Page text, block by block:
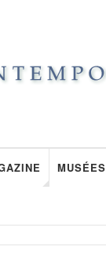
MUSÉES